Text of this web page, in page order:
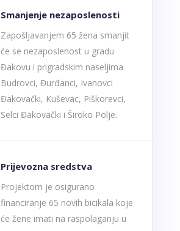
Smanjenje nezaposlenosti
Zapošljavanjem 65 žena smanjit
će se nezaposlenost u gradu
Đakovu i prigradskim naseljima
Budrovci, Đurđanci, Ivanovci
Đakovački, Kuševac, Piškorevci,
Selci Đakovački i Široko Polje.
Prijevozna sredstva
Projektom je osigurano
financiranje 65 novih bicikala koje
će žene imati na raspolaganju u